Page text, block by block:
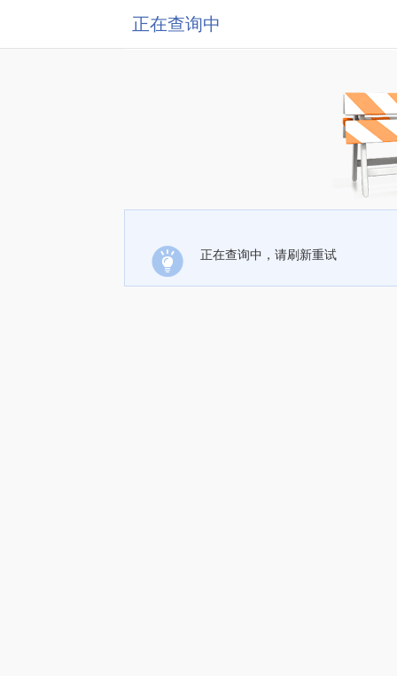
正在查询中
正在查询中，请刷新重试